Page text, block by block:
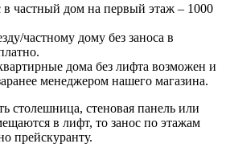
в частный дом на первый этаж – 1000
частному дому без заноса в
дома без лифта возможен и
менеджером нашего магазина.
столешница, стеновая панель или
в лифт, то занос по этажам
прейскуранту.